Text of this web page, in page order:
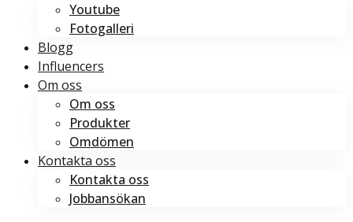
Youtube
Fotogalleri
Blogg
Influencers
Om oss
Om oss
Produkter
Omdömen
Kontakta oss
Kontakta oss
Jobbansökan